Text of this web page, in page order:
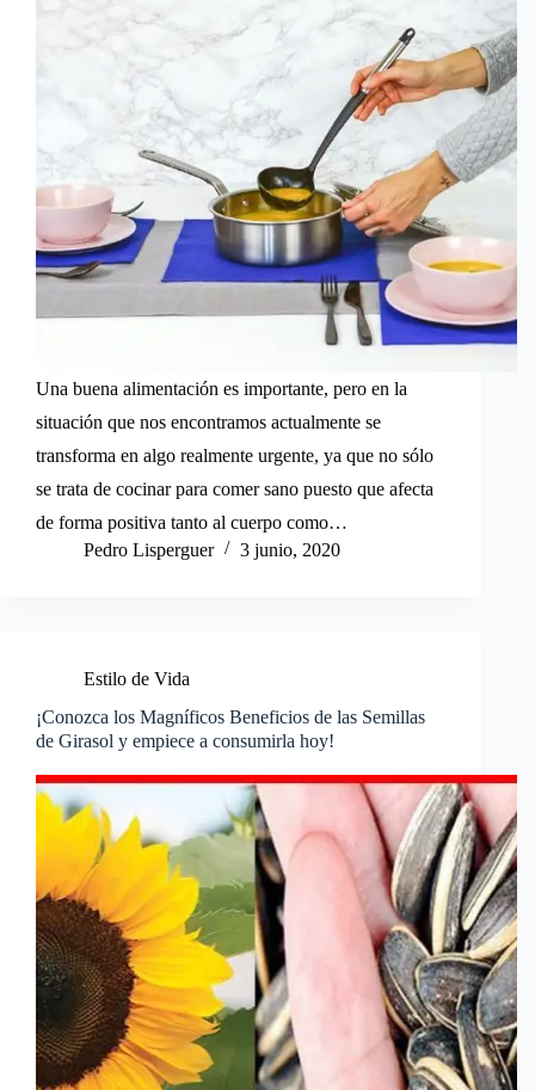
Una buena alimentación es importante, pero en la
situación que nos encontramos actualmente se
transforma en algo realmente urgente, ya que no sólo
se trata de cocinar para comer sano puesto que afecta
de forma positiva tanto al cuerpo como…
Pedro Lisperguer
3 junio, 2020
Estilo de Vida
¡Conozca los Magníficos Beneficios de las Semillas
de Girasol y empiece a consumirla hoy!